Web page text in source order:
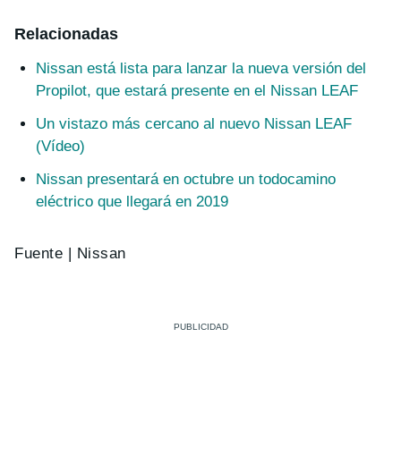
Relacionadas
Nissan está lista para lanzar la nueva versión del
Propilot, que estará presente en el Nissan LEAF
Un vistazo más cercano al nuevo Nissan LEAF
(Vídeo)
Nissan presentará en octubre un todocamino
eléctrico que llegará en 2019
Fuente | Nissan